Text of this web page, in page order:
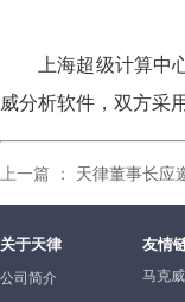
上海超级计算
威分析软件，双方采
上一篇 ： 天律董事长应
关于天律
公司简介
友情
马克